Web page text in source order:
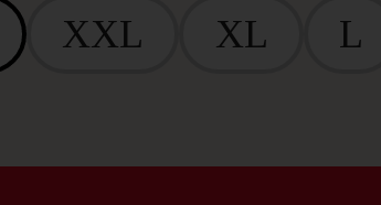
XXL XL L